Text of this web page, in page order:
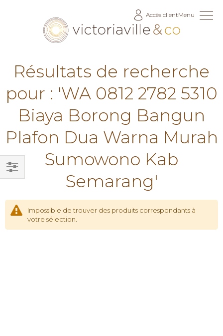
Accès clientMenu
Résultats de recherche
pour : 'WA 0812 2782 5310
Biaya Borong Bangun
Plafon Dua Warna Murah
Sumowono Kab
Semarang'
Impossible de trouver des produits correspondants à
votre sélection.
Filtrer